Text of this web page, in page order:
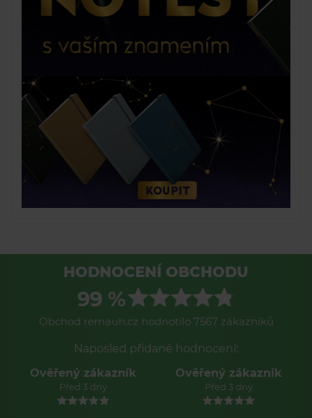
HODNOCENÍ OBCHODU
99 %
Obchod remauh.cz hodnotilo 7567 zákazníků
Naposled přidané hodnocení:
Ověřený zákazník
Před 3 dny
Ověřený zákazník
Před 3 dny